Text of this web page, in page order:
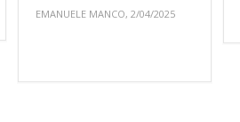
EMANUELE MANCO, 2/04/2025